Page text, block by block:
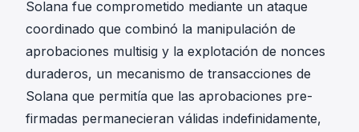
Solana fue comprometido mediante un ataque
coordinado que combinó la manipulación de
aprobaciones multisig y la explotación de nonces
duraderos, un mecanismo de transacciones de
Solana que permitía que las aprobaciones pre-
firmadas permanecieran válidas indefinidamente,